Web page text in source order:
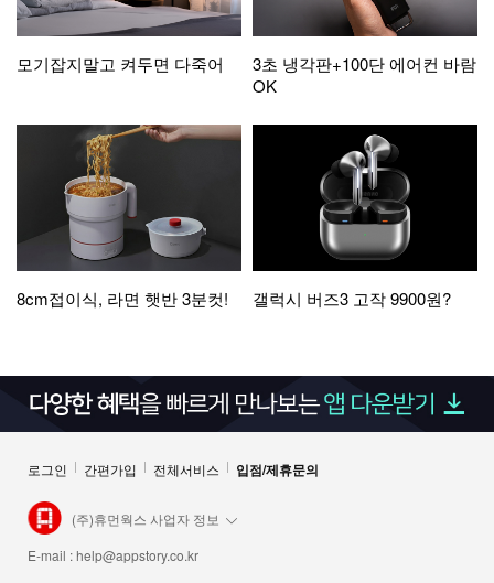
모기잡지말고 켜두면 다죽어
3초 냉각판+100단 에어컨 바람
OK
8cm접이식, 라면 햇반 3분컷! 갤럭시 버즈3 고작 9900원?
로그인 간편가입 전체서비스 입점/제휴문의
(주)휴먼웍스 사업자 정보
E-mail :help@appstory.co.kr